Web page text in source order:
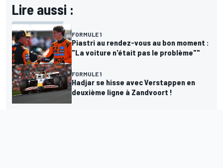
Lire aussi :
FORMULE 1
Piastri au rendez-vous au bon moment :
"La voiture n'était pas le problème""
FORMULE 1
Hadjar se hisse avec Verstappen en
deuxième ligne à Zandvoort !